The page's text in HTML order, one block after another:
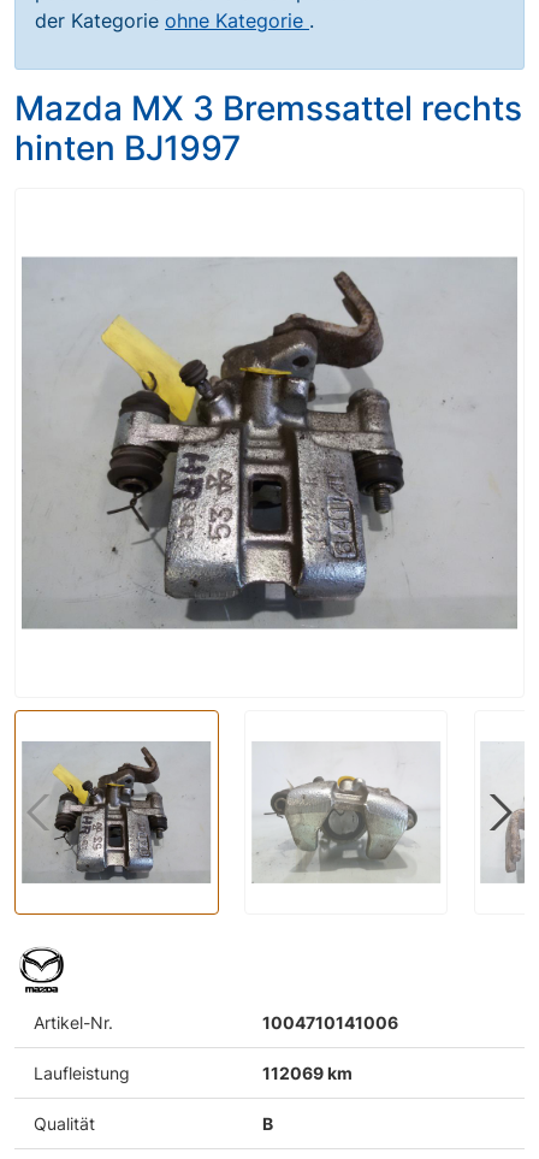
der Kategorie ohne Kategorie .
Mazda MX 3 Bremssattel rechts
hinten BJ1997
Artikel-Nr. 1004710141006
Laufleistung 112069 km
Qualität B